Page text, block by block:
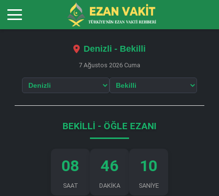
Denizli - Bekilli
7 Ağustos 2026 Cuma
BEKILLI - ÖĞLE EZANI
08
SAAT
46
DAKİKA
10
SANİYE